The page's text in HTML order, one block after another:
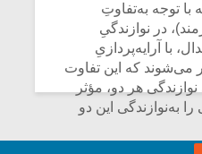
توجه به‌تفاوتِ
در نوازندگیِ
با آرایه‌پردازیِ
می‌شوند که این تفاوت
هر دو، مؤثر
به‌نوازندگی این دو